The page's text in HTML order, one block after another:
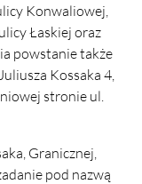
Konwaliowej,
Łaskiej oraz
powstanie także
Kossaka 4,
stronie ul.
Granicznej,
pod nazwą